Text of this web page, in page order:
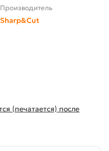
Производитель
Sharp&Cut
(печатается) после